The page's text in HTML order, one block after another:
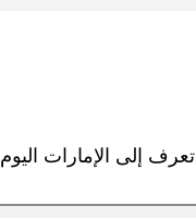
تعرف إلى الإمارات اليوم